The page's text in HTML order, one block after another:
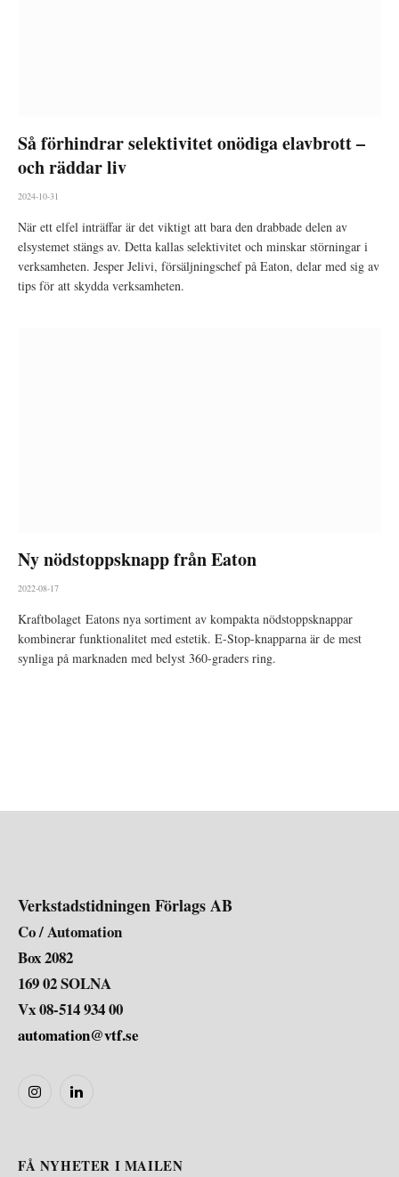
Så förhindrar selektivitet onödiga elavbrott –
och räddar liv
2024-10-31
När ett elfel inträffar är det viktigt att bara den drabbade delen av
elsystemet stängs av. Detta kallas selektivitet och minskar störningar i
verksamheten. Jesper Jelivi, försäljningschef på Eaton, delar med sig av
tips för att skydda verksamheten.
Ny nödstoppsknapp från Eaton
2022-08-17
Kraftbolaget Eatons nya sortiment av kompakta nödstoppsknappar
kombinerar funktionalitet med estetik. E-Stop-knapparna är de mest
synliga på marknaden med belyst 360-graders ring.
Verkstadstidningen Förlags AB
Co / Automation
Box 2082
169 02 SOLNA
Vx 08-514 934 00
automation@vtf.se
InstagramLinkedIn
FÅ NYHETER I MAILEN